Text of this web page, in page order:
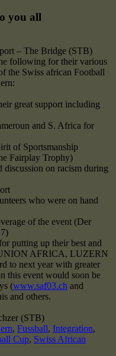
you all
– The Bridge (STB)
following for their various
the Swiss african Football
great support including
and S. Africa for
of Sportsmanship
Fairplay Trophy)
discussion on racism during
who were on hand
of the event (Der
putting up their best and
AFRICA, LUZERN
to next year with greater
this event would soon be
(www.saf03.ch and
and others.
(STB)
, Fussball, Integration,
Cup, Swiss African